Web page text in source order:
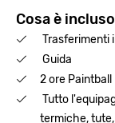
Cosa è incluso
Trasferimenti
Guida
2 ore Paintball
Tutto
termiche,